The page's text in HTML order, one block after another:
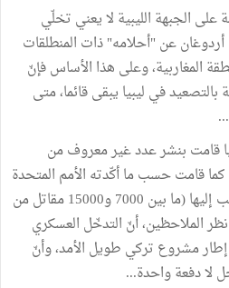
على الجبهة الليبية لا يعني تخلّي
عن "أحلامه" ذات المنطلقات
المغاربية، وعلى هذا الأساس فإنّ
في ليبيا يبقى قائما، متى
قامت بنشر عدد غير معروف من
كما قامت حسب ما أكّدته الأمم المتحدة
بنقل آلاف المسلّحين الأجانب إليها (ما بين 7000 و15000 مقاتل من
الملاحظين، أنّ التدخّل العسكري
مشروع تركي طويل الأمد، وأنّ
لا دفعة واحدة...